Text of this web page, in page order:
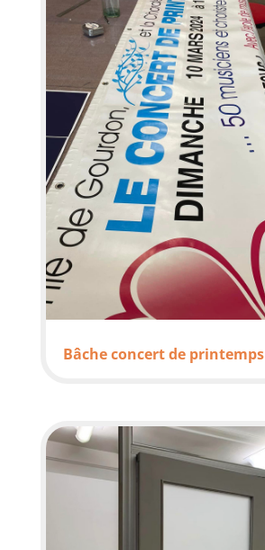
Bâche concert de printemps